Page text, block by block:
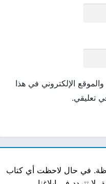
الإلكتروني في هذا
تعليقي.
في حال لاحظت أي كتاب